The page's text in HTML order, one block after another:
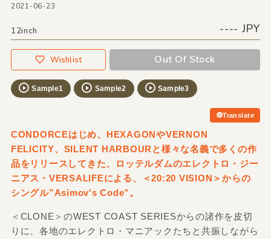
2021-06-23
12inch ---- JPY
Wishlist Out Of Stock
Sample1 Sample2 Sample3
Translate
CONDORCEはじめ、HEXAGONやVERNON
FELICITY、SILENT HARBOURと様々な名義で多くの作
品をリリースしてきた、ロッテルダムのエレクトロ・ジー
ニアス・VERSALIFEによる、＜20:20 VISION＞からの
シングル”Asimov's Code”。
＜CLONE＞のWEST COAST SERIESからの諸作を皮切
りに、各地のエレクトロ・マニアックたちと共振しながら